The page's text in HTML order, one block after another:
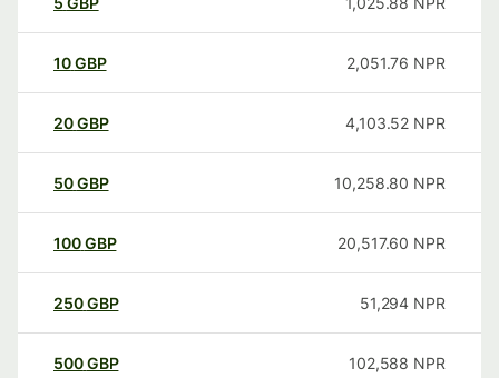
10GBP 2,051.76 NPR
20GBP 4,103.52 NPR
50GBP 10,258.80 NPR
100GBP 20,517.60 NPR
250GBP 51,294 NPR
500GBP 102,588 NPR